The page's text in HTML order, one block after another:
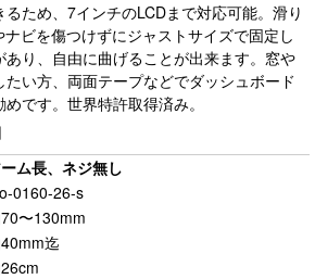
ため、7インチのLCDまで対応可能。滑り
ビを傷つけずにジャストサイズで固定し
あり、自由に曲げることが出来ます。窓や
い方、両面テープなどでダッシュボード
です。世界特許取得済み。
ム長、ネジ無し
0160-26-s
〜130mm
迄